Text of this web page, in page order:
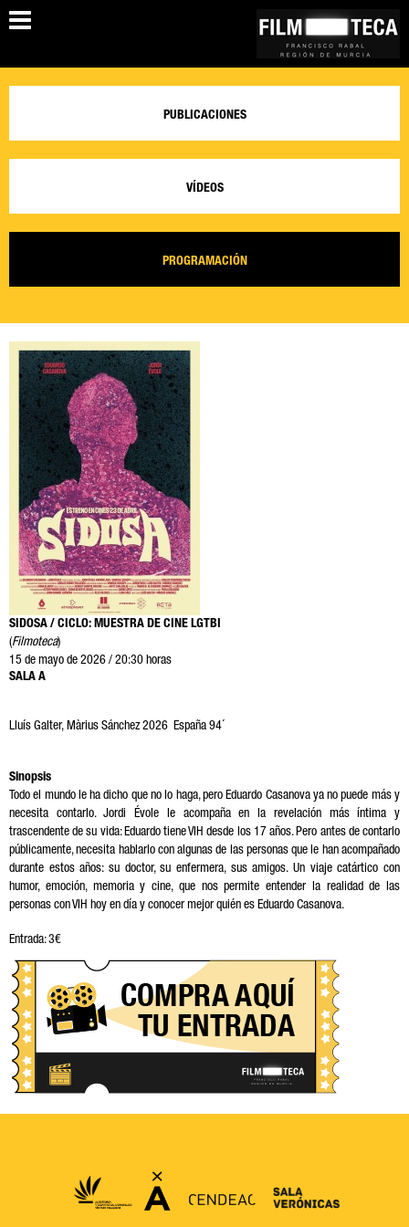
PUBLICACIONES
VÍDEOS
PROGRAMACIÓN
SIDOSA / CICLO: MUESTRA DE CINE LGTBI
(Filmoteca)
15 de mayo de 2026 / 20:30 horas
SALA A
Lluís Galter, Màrius Sánchez 2026 España 94´
Sinopsis
Todo el mundo le ha dicho que no lo haga, pero Eduardo Casanova ya no puede más y
necesita contarlo. Jordi Évole le acompaña en la revelación más íntima y
trascendente de su vida: Eduardo tiene VIH desde los 17 años. Pero antes de contarlo
públicamente, necesita hablarlo con algunas de las personas que le han acompañado
durante estos años: su doctor, su enfermera, sus amigos. Un viaje catártico con
humor, emoción, memoria y cine, que nos permite entender la realidad de las
personas con VIH hoy en día y conocer mejor quién es Eduardo Casanova.
Entrada: 3€